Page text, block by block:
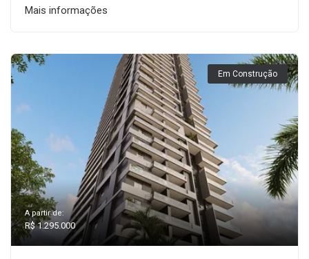
Mais informações
Em Construção
A partir de:
R$ 1.295.000